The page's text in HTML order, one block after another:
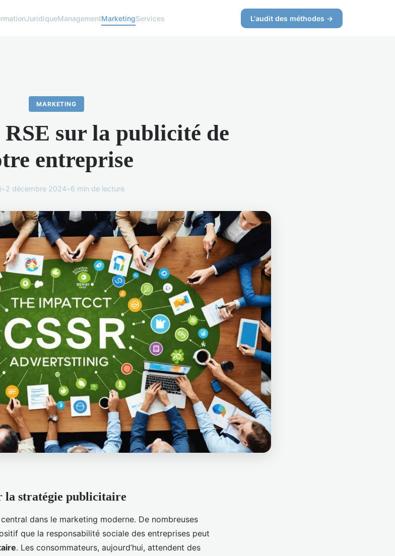
JuridiqueManagementMarketingServices L'audit des méthodes →
MARKETING
sur la publicité de
entreprise
•2 décembre 2024•6 min de lecture
la stratégie publicitaire
dans le marketing moderne. De nombreuses
que la responsabilité sociale des entreprises peut
. Les consommateurs, aujourd’hui, attendent des